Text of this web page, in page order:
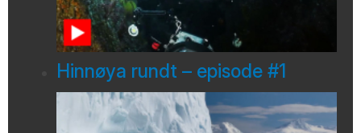
Hinnøya rundt – episode #1